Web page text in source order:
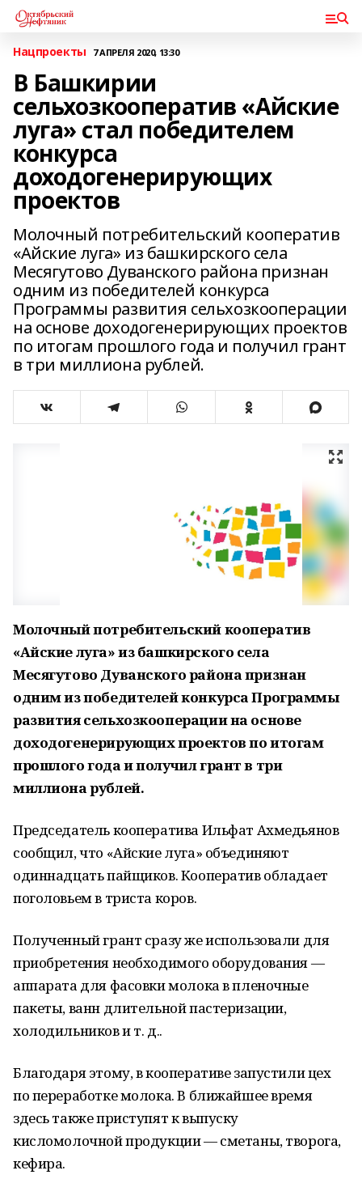
Нацпроекты 7 АПРЕЛЯ 2020, 13:30
В Башкирии
сельхозкооператив «Айские
луга» стал победителем
конкурса
доходогенерирующих
проектов
Молочный потребительский кооператив
«Айские луга» из башкирского села
Месягутово Дуванского района признан
одним из победителей конкурса
Программы развития сельхозкооперации
на основе доходогенерирующих проектов
по итогам прошлого года и получил грант
в три миллиона рублей.
Молочный потребительский кооператив
«Айские луга» из башкирского села
Месягутово Дуванского района признан
одним из победителей конкурса Программы
развития сельхозкооперации на основе
доходогенерирующих проектов по итогам
прошлого года и получил грант в три
миллиона рублей.
Председатель кооператива Ильфат Ахмедьянов
сообщил, что «Айские луга» объединяют
одиннадцать пайщиков. Кооператив обладает
поголовьем в триста коров.
Полученный грант сразу же использовали для
приобретения необходимого оборудования —
аппарата для фасовки молока в пленочные
пакеты, ванн длительной пастеризации,
холодильников и т. д..
Благодаря этому, в кооперативе запустили цех
по переработке молока. В ближайшее время
здесь также приступят к выпуску
кисломолочной продукции — сметаны, творога,
кефира.